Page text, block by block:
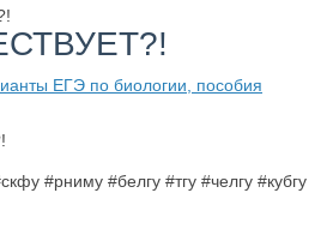
ЕГЭ по биологии, пособия
#рниму #белгу #тгу #челгу #кубгу